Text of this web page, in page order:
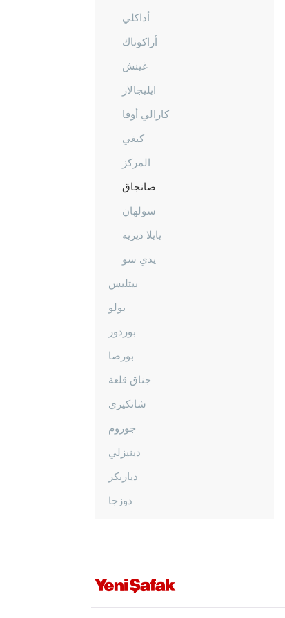
أداكلي
أراكوناك
غينش
ايليجالار
كارالي أوفا
كيغي
المركز
صانجاق
سولهان
يايلا ديريه
يدي سو
بيتليس
بولو
بوردور
بورصا
جناق قلعة
شانكيري
جوروم
دينيزلي
دياربكر
دوزجا
أرضروم